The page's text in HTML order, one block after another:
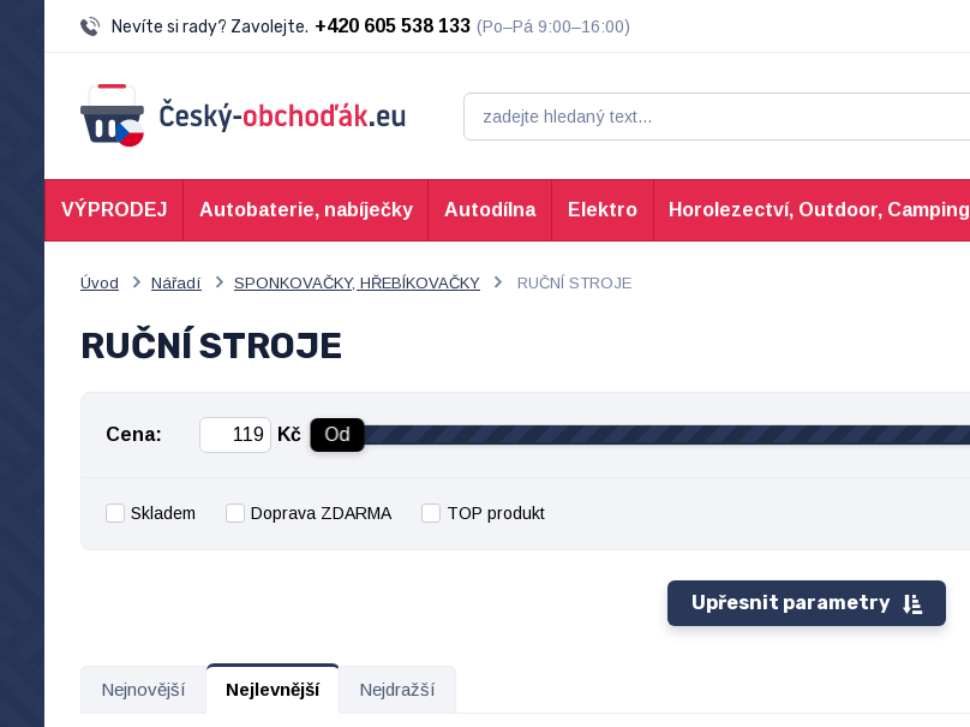
Nevíte si rady? Zavolejte. +420 605 538 133 (Po–Pá 9:00–16:00)
VÝPRODEJ Autobaterie, nabíječky Autodílna Elektro Horolezectví, Outdoor, Camping
Úvod Nářadí SPONKOVAČKY, HŘEBÍKOVAČKY RUČNÍ STROJE
RUČNÍ STROJE
Upřesnit parametry
Cena: Kč Od
Skladem Doprava ZDARMA TOP produkt
Nejnovější Nejlevnější Nejdražší